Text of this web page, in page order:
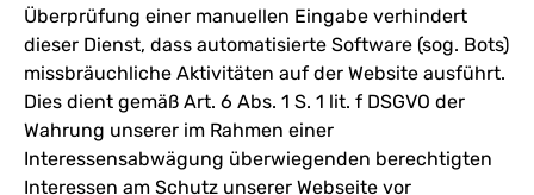
Überprüfung einer manuellen Eingabe verhindert
dieser Dienst, dass automatisierte Software (sog. Bots)
missbräuchliche Aktivitäten auf der Website ausführt.
Dies dient gemäß Art. 6 Abs. 1 S. 1 lit. f DSGVO der
Wahrung unserer im Rahmen einer
Interessensabwägung überwiegenden berechtigten
Interessen am Schutz unserer Webseite vor